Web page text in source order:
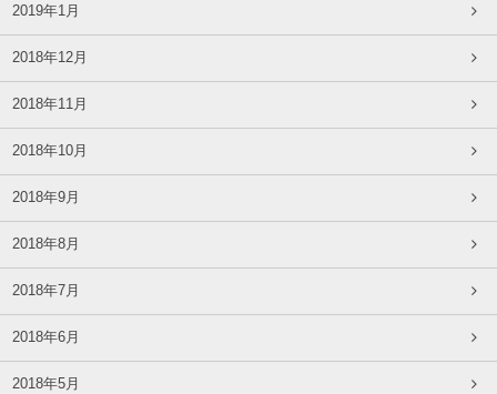
2019年1月
2018年12月
2018年11月
2018年10月
2018年9月
2018年8月
2018年7月
2018年6月
2018年5月